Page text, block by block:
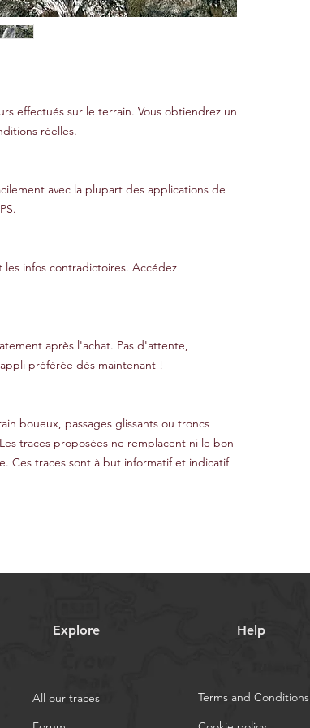
effectués sur le terrain. Vous obtiendrez un
réelles.
avec la plupart des applications de
les infos contradictoires. Accédez
après l'achat. Pas d'attente,
préférée dès maintenant !
boueux, passages glissants ou troncs
traces proposées ne remplacent ni le bon
Ces traces sont à but informatif et indicatif
Explore
All our traces
Help
Terms and Conditions